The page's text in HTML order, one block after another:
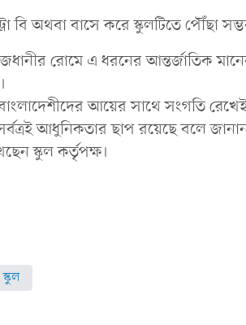
বি অথবা বাসে করে স্কুলটিতে পৌঁছা
রোমে এ ধরনের আন্তর্জাতিক
আয়ের সাথে সংগতি রেখেই
আধুনিকতার ছাপ রয়েছে বলে জানান
স্কুল কর্তৃপক্ষ।